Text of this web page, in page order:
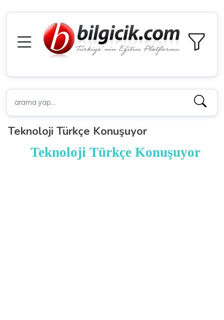
Teknoloji Türkçe Konuşuyor
Teknoloji Türkçe Konuşuyor